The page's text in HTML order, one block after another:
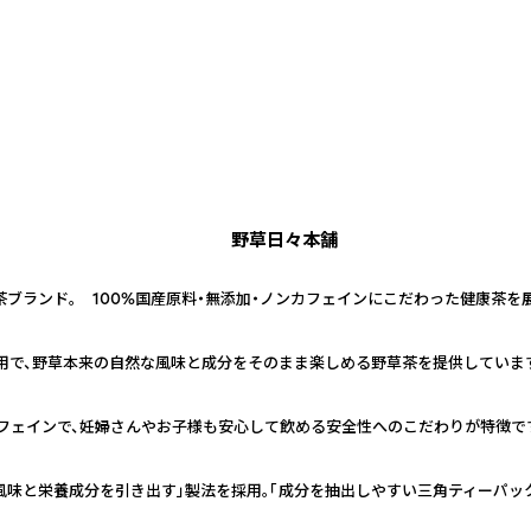
野草日々本舗
ランド。 100%国産原料・無添加・ノンカフェインにこだわった健康茶を
、野草本来の自然な風味と成分をそのまま楽しめる野草茶を提供していま
ェインで、妊婦さんやお子様も安心して飲める安全性へのこだわりが特徴で
と栄養成分を引き出す」製法を採用。「成分を抽出しやすい三角ティーパッ